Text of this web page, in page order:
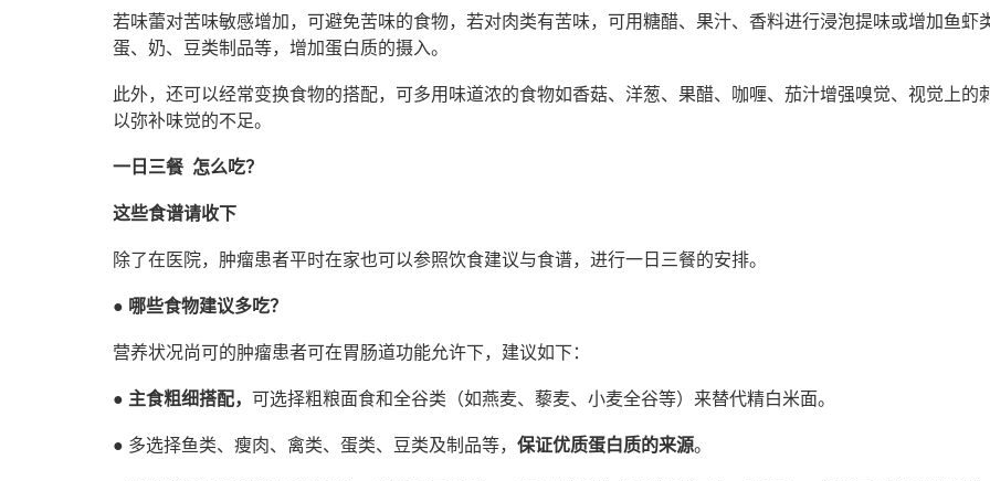
若味蕾对苦味敏感增加，可避免苦味的食物，若对肉类有苦味，可用糖醋、果汁、香料进行浸泡提味或增加鱼虾
蛋、奶、豆类制品等，增加蛋白质的摄入。
此外，还可以经常变换食物的搭配，可多用味道浓的食物如香菇、洋葱、果醋、咖喱、茄汁增强嗅觉、视觉上的
以弥补味觉的不足。
一日三餐 怎么吃？
这些食谱请收下
除了在医院，肿瘤患者平时在家也可以参照饮食建议与食谱，进行一日三餐的安排。
● 哪些食物建议多吃？
营养状况尚可的肿瘤患者可在胃肠道功能允许下，建议如下：
● 主食粗细搭配， 可选择粗粮面食和全谷类（如燕麦、藜麦、小麦全谷等）来替代精白米面。
● 多选择鱼类、瘦肉、禽类、蛋类、豆类及制品等， 保证优质蛋白质的来源。